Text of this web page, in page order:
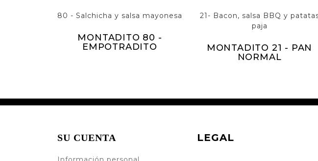
80 - Salchicha y salsa mayonesa
MONTADITO 80 -
EMPOTRADITO
21- Bacon, salsa BBQ y
paja
MONTADITO 21 - PAN
NORMAL
SU CUENTA LEGAL